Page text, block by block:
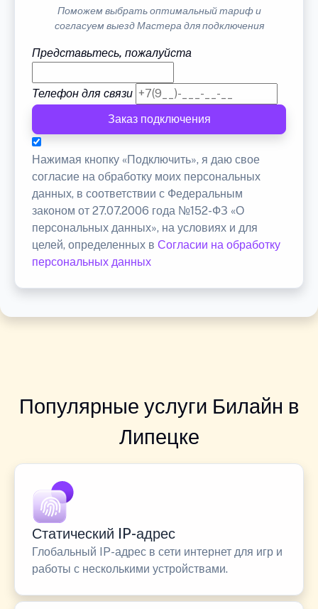
Поможем выбрать оптимальный тариф и
согласуем выезд Мастера для подключения
Представьтесь, пожалуйста
Телефон для связи
Заказ подключения
Нажимая кнопку «Подключить», я даю свое
согласие на обработку моих персональных
данных, в соответствии с Федеральным
законом от 27.07.2006 года №152-ФЗ «О
персональных данных», на условиях и для
целей, определенных в Согласии на обработку
персональных данных
Популярные услуги Билайн в
Липецке
Статический IP-адрес
Глобальный IP-адрес в сети интернет для игр и
работы с несколькими устройствами.